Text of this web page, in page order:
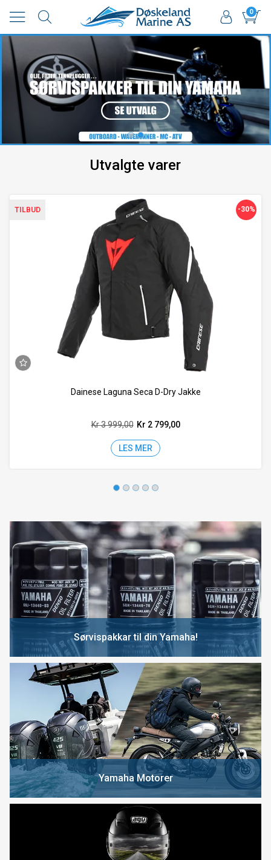
0
Utvalgte varer
TILBUD
Dainese Laguna Seca D-Dry Jakke
-30%
Kr 3 999,00 Kr 2 799,00
LES MER
Sørvispakkar til din Yamaha!
Yamaha Motorer